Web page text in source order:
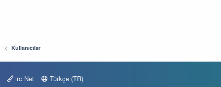
Kullanıcılar
irc Net
Türkçe (TR)